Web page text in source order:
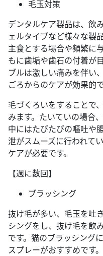
毛玉対策
デンタルケア製品は、飲
ェルタイプなど様々な製
主食とする場合や頻繁に
もに歯垢や歯石の付着が
ブルは激しい痛みを伴い
ごろからのケアが効果的で
毛づくろいをすることで
みます。たいていの場合
中にはたびたびの嘔吐や
泄がスムーズに行われて
ケアが必要です。
【週に数回】
ブラッシング
抜け毛が多い、毛玉を吐
シングをし、抜け毛を飲
です。猫のブラッシング
スプレーがおすすめです。